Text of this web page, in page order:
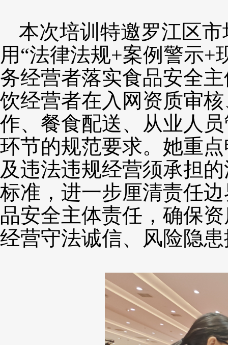
本次培训特邀罗江区
用“法律法规+案例警示+
务经营者落实食品安全
饮经营者在入网资质审
作、餐食配送、从业人
环节的规范要求。她重
及违法违规经营须承担
标准，进一步厘清责任
品安全主体责任，确保
经营守法诚信、风险隐